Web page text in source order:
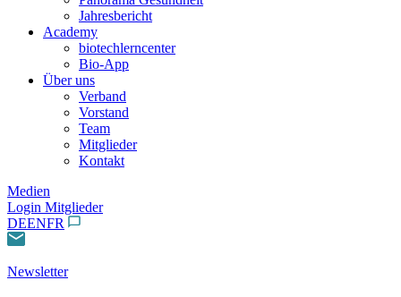
Jahresbericht
Academy
biotechlerncenter
Bio-App
Über uns
Verband
Vorstand
Team
Mitglieder
Kontakt
Medien
Login Mitglieder
DEENFR
Newsletter